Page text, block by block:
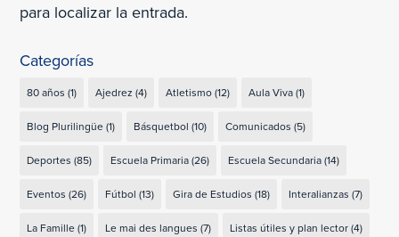
para localizar la entrada.
Categorías
80 años (1) Ajedrez (4) Atletismo(12) Aula Viva(1)
Blog Plurilingüe(1) Básquetbol (10) Comunicados (5)
Deportes (85) Escuela Primaria(26) Escuela Secundaria(14)
Eventos (26) Fútbol (13) Gira de Estudios (18) Interalianzas (7)
La Famille(1) Le mai des langues (7) Listas útiles y plan lector(4)